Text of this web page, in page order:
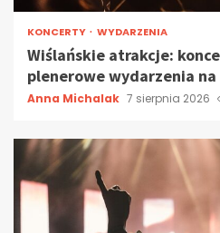
KONCERTY WYDARZENIA
Wiślańskie atrakcje:
plenerowe wydarzenia
Anna Michalak 7 sierpnia 2026